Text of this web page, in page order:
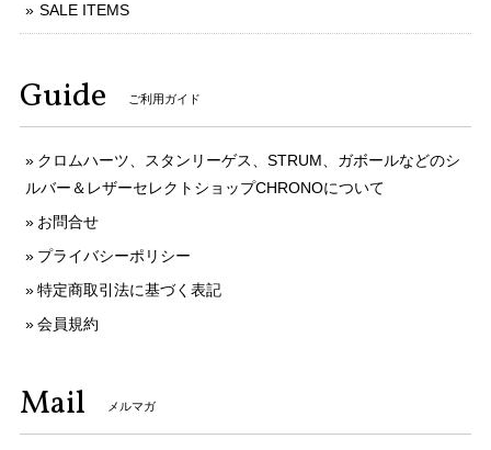
SALE ITEMS
Guide ご利用ガイド
クロムハーツ、スタンリーゲス、STRUM、ガボールなどのシ
ルバー＆レザーセレクトショップCHRONOについて
お問合せ
プライバシーポリシー
特定商取引法に基づく表記
会員規約
Mail メルマガ